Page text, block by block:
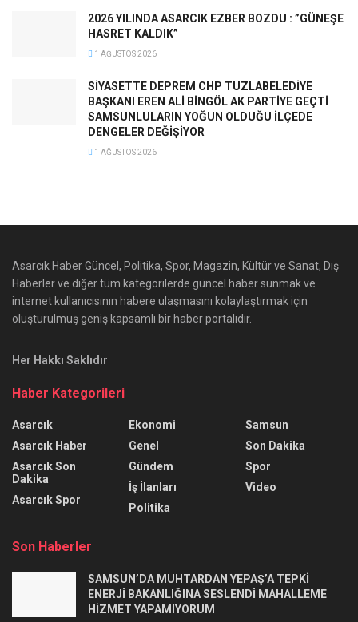
2026 YILINDA ASARCIK EZBER BOZDU : ”GÜNEŞE
HASRET KALDIK”
1 AĞUSTOS 2026
SİYASETTE DEPREM CHP TUZLABELEDİYE
BAŞKANI EREN ALİ BİNGÖL AK PARTİYE GEÇTİ
SAMSUNLULARIN YOĞUN OLDUĞU İLÇEDE
DENGELER DEĞİŞİYOR
1 AĞUSTOS 2026
Asarcık Haber Güncel, Politika, Spor, Magazin, Kültür ve Sanat, Dış
Haberler ve diğer tüm kategorilerde güncel haber sunmak ve
internet kullanıcısının habere ulaşmasını kolaylaştırmak için
oluşturulmuş geniş kapsamlı bir haber portalıdır.
Her Hakkı Saklıdır
Haber Kategorileri
Asarcık
Asarcık Haber
Asarcık Son
Dakika
Asarcık Spor
Ekonomi
Genel
Gündem
İş İlanları
Politika
Samsun
Son Dakika
Spor
Video
Son Haberler
SAMSUN’DA MUHTARDAN YEPAŞ’A TEPKİ
ENERJİ BAKANLIĞINA SESLENDİ MAHALLEME
HİZMET YAPAMIYORUM